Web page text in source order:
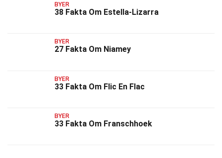
BYER
38 Fakta Om Estella-Lizarra
BYER
27 Fakta Om Niamey
BYER
33 Fakta Om Flic En Flac
BYER
33 Fakta Om Franschhoek